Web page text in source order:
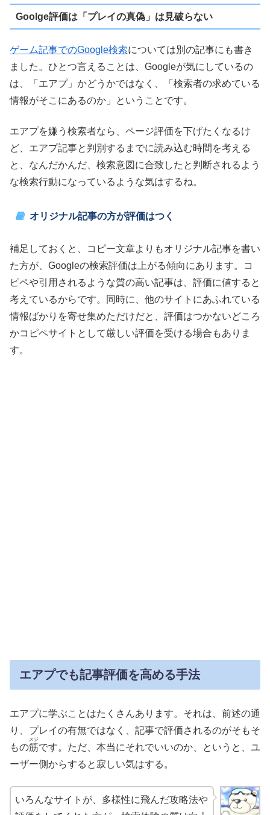
Goolge評価は「プレイの真偽」は見破らない
ゲーム記事でのGoogle検索については別の記事にも書き
ました。ひとつ言えることは、Googleが気にしているの
は、「エアプ」かどうかではなく、「検索者の求めている
情報がそこにあるのか」ということです。
エアプを嫌う検索者なら、ページ評価を下げたくなるけ
ど、エアプ記事と判別するまでに読み込む時間を考える
と、なんだかんだ、検索意図に合致したと判断されるよう
な検索行動になっているような気はするね。
オリジナル記事の方が評価はつく
補足しておくと、コピー文章よりもオリジナル記事を書い
た方が、Googleの検索評価は上がる傾向にあります。コ
ピペや引用されるような質の高い記事は、評価に値すると
考えているからです。同時に、他のサイトにあふれている
情報ばかりを寄せ集めただけだと、評価はつかないどころ
かコピペサイトとして厳しい評価を受ける場合もありま
す。
エアプでも記事評価を高める手法
エアプに学ぶことはたくさんあります。それは、前述の通
り、プレイの有無ではなく、記事で評価されるのがそもそ
もの筋
スジ
です。ただ、本当にそれでいいのか、というと、ユ
ーザー側からすると寂しい気はする。
いろんなサイトが、多様性に飛んだ攻略法や